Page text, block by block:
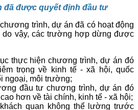
đã được quyết định đầu tư
trình, dự án đã có hoạt động
do vậy, các trường hợp dừng được
thực hiện chương trình, dự án đó
trọng về kinh tế - xã hội, quốc
ngoại, môi trường;
đầu tư chương trình, dự án đó
hơn về tài chính, kinh tế - xã hội;
quan không thể lường trước